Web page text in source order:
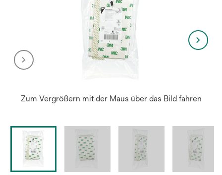
Zum Vergrößern mit der Maus über das Bild fahren